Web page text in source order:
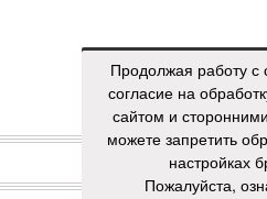
ПОСЛЕДНИЕ
Продолжая работу с
согласие на
сайтом и
можете запретить
настройках
Пожалуйста,